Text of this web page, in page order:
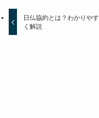
日仏協約とは？わかりやす
く解説